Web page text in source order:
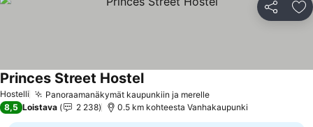
Jaa
Hostelli Panoraamanäkymät kaupunkiin ja merelle
Princes Street Hostel
8,5 Loistava 2 238 0.5 km kohteesta Vanhakaupunki